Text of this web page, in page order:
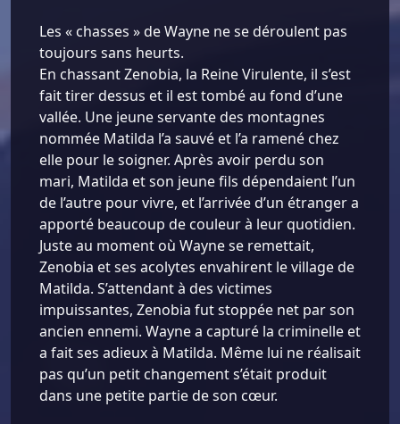
Les « chasses » de Wayne ne se déroulent pas
toujours sans heurts.
En chassant Zenobia, la Reine Virulente, il s’est
fait tirer dessus et il est tombé au fond d’une
vallée. Une jeune servante des montagnes
nommée Matilda l’a sauvé et l’a ramené chez
elle pour le soigner. Après avoir perdu son
mari, Matilda et son jeune fils dépendaient l’un
de l’autre pour vivre, et l’arrivée d’un étranger a
apporté beaucoup de couleur à leur quotidien.
Juste au moment où Wayne se remettait,
Zenobia et ses acolytes envahirent le village de
Matilda. S’attendant à des victimes
impuissantes, Zenobia fut stoppée net par son
ancien ennemi. Wayne a capturé la criminelle et
a fait ses adieux à Matilda. Même lui ne réalisait
pas qu’un petit changement s’était produit
dans une petite partie de son cœur.